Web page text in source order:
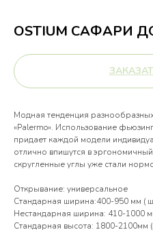
OSTIUM САФАРИ
Модная тенденция
«Palermo». Использование
придает каждой модели
отлично впишутся в
скругленные углы уже стали
Открывание: универсальное
Стандарная ширина:400-950 мм (
Нестандарная ширина: 410-1000
Стандарная высота: 1800-2100мм